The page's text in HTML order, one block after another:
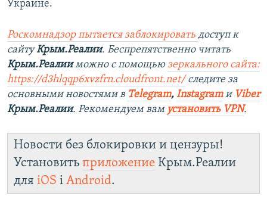
Украине.
Роскомнадзор пытается заблокировать доступ к
сайтуКрым.Реалии. Беспрепятственно читать
Крым.Реалииможно с помощью зеркального сайта:
https://d3hlqqp6xvzfrn.cloudfront.net/следите за
основными новостями в Telegram, Instagramи Viber
Крым.Реалии. Рекомендуем вам установить VPN.
Новости без блокировки и цензуры!
Установить приложение Крым.Реалии
для iOS і Android.